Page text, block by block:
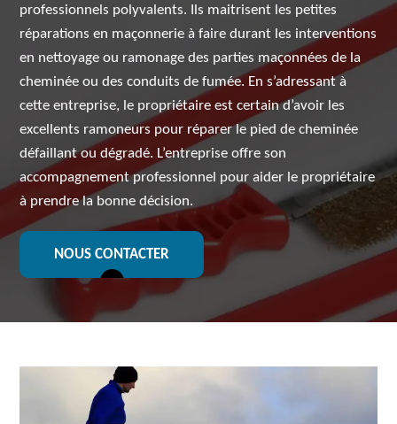
professionnels polyvalents. Ils maitrisent les petites
réparations en maçonnerie à faire durant les interventions
en nettoyage ou ramonage des parties maçonnées de la
cheminée ou des conduits de fumée. En s’adressant à
cette entreprise, le propriétaire est certain d’avoir les
excellents ramoneurs pour réparer le pied de cheminée
défaillant ou dégradé. L’entreprise offre son
accompagnement professionnel pour aider le propriétaire
à prendre la bonne décision.
NOUS CONTACTER